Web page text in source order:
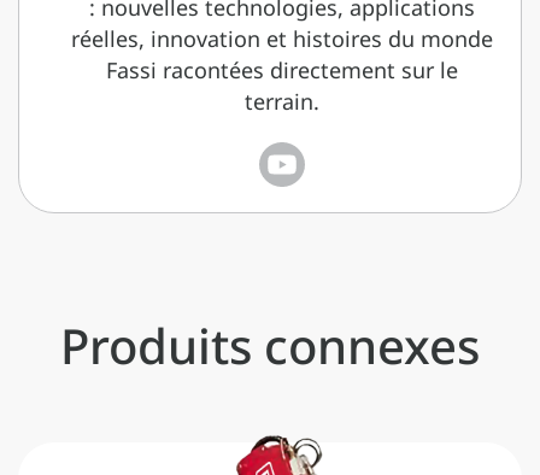
: nouvelles technologies, applications
réelles, innovation et histoires du monde
Fassi racontées directement sur le
terrain.
Produits connexes